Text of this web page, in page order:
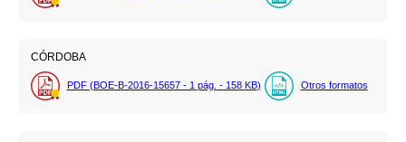
CÓRDOBA
PDF (BOE-B-2016-15657 - 1 pág. - 158 KB) Otros formatos